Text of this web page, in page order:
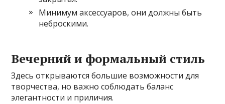
Минимум аксессуаров, они должны быть
неброскими.
Вечерний и формальный стиль
Здесь открываются большие возможности для
творчества, но важно соблюдать баланс
элегантности и приличия.